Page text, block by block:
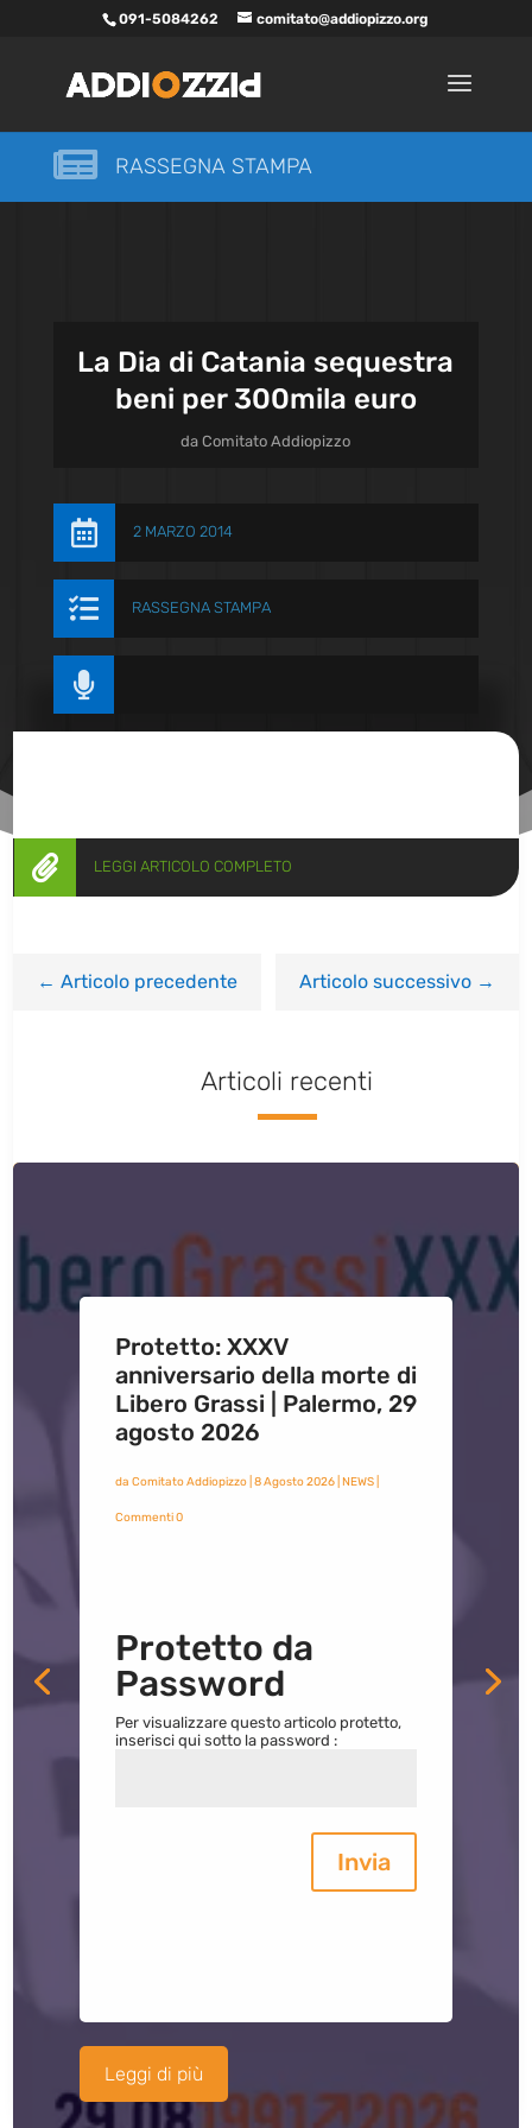
091-5084262 comitato@addiopizzo.org
 RASSEGNA STAMPA
La Dia di Catania sequestra
beni per 300mila euro
daComitato Addiopizzo
 2 MARZO 2014
 RASSEGNA STAMPA

 LEGGI ARTICOLO COMPLETO
←Articolo precedente Articolo successivo→
Articoli recenti
Protetto: XXXV
anniversario della morte di
Libero Grassi | Palermo, 29
agosto 2026
da Comitato Addiopizzo| 8 Agosto 2026| NEWS|
Commenti 0
Protetto da
Password
Per visualizzare questo articolo protetto,
inserisci qui sotto la password :
Invia
Leggi di più